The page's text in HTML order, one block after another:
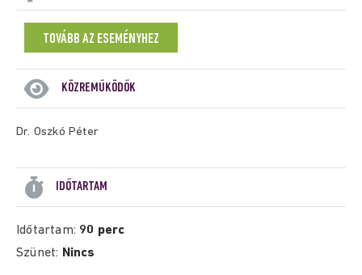
TOVÁBB AZ ESEMÉNYHEZ
KÖZREMŰKÖDŐK
Dr. Oszkó Péter
IDŐTARTAM
Időtartam: 90 perc
Szünet: Nincs